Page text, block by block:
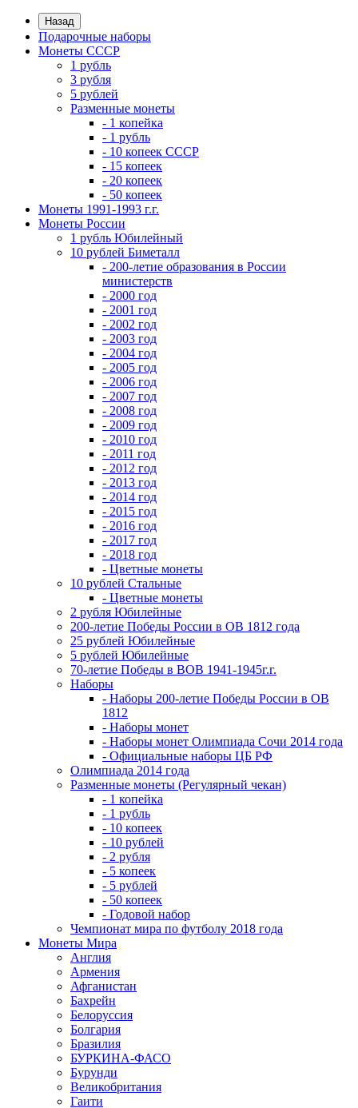
Назад
Подарочные наборы
Монеты СССР
1 рубль
3 рубля
5 рублей
Разменные монеты
- 1 копейка
- 1 рубль
- 10 копеек СССР
- 15 копеек
- 20 копеек
- 50 копеек
Монеты 1991-1993 г.г.
Монеты России
1 рубль Юбилейный
10 рублей Биметалл
- 200-летие образования в России
министерств
- 2000 год
- 2001 год
- 2002 год
- 2003 год
- 2004 год
- 2005 год
- 2006 год
- 2007 год
- 2008 год
- 2009 год
- 2010 год
- 2011 год
- 2012 год
- 2013 год
- 2014 год
- 2015 год
- 2016 год
- 2017 год
- 2018 год
- Цветные монеты
10 рублей Стальные
- Цветные монеты
2 рубля Юбилейные
200-летие Победы России в ОВ 1812 года
25 рублей Юбилейные
5 рублей Юбилейные
70-летие Победы в ВОВ 1941-1945г.г.
Наборы
- Наборы 200-летие Победы России в ОВ
1812
- Наборы монет
- Наборы монет Олимпиада Сочи 2014 года
- Официальные наборы ЦБ РФ
Олимпиада 2014 года
Разменные монеты (Регулярный чекан)
- 1 копейка
- 1 рубль
- 10 копеек
- 10 рублей
- 2 рубля
- 5 копеек
- 5 рублей
- 50 копеек
- Годовой набор
Чемпионат мира по футболу 2018 года
Монеты Мира
Англия
Армения
Афганистан
Бахрейн
Белоруссия
Болгария
Бразилия
БУРКИНА-ФАСО
Бурунди
Великобритания
Гаити